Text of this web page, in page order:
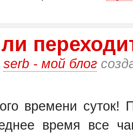
serb - мой блог
времени суток!
время все